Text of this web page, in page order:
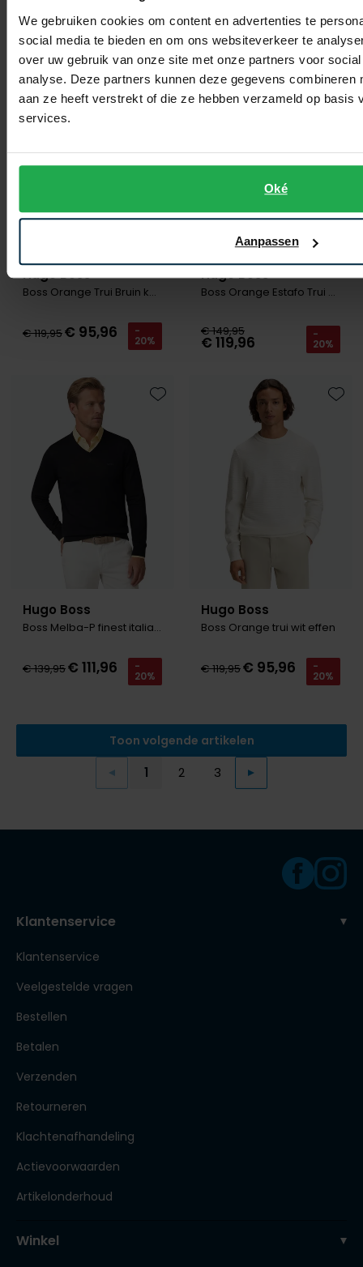
We gebruiken cookies om content en advertenties te
social media te bieden en om ons websiteverkeer te
over uw gebruik van onze site met onze partners voor
analyse. Deze partners kunnen deze gegevens combineren
aan ze heeft verstrekt of die ze hebben verzameld op basis
services.
Oké
Aanpassen
Hugo Boss
Boss Orange Trui Bruin katoen kasjmier
€ 119,95€ 95,96 -
20%
Toevoegen aan favorieten
Hugo Boss
Boss Orange Estafo Trui Bruin wol
€ 149,95
€ 119,96 -
20%
Hugo Boss
Boss Melba-P finest italian yarn zwart gebreid
€ 139,95€ 111,96 -
20%
Toevoegen aan favorieten
Hugo Boss
Boss Orange trui wit effen
€ 119,95€ 95,96 -
20%
Toon volgende artikelen
Vorige
1 2
Page
3 Volgende
Klantenservice
Klantenservice
Veelgestelde vragen
Bestellen
Betalen
Verzenden
Retourneren
Klachtenafhandeling
Actievoorwaarden
Artikelonderhoud
Winkel